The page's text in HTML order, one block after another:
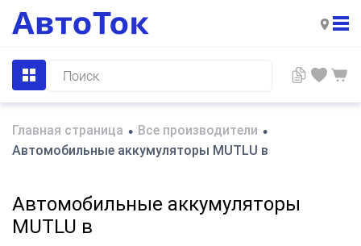
Главная страница • Все производители •
Автомобильные аккумуляторы MUTLU в
Автомобильные аккумуляторы
MUTLU в